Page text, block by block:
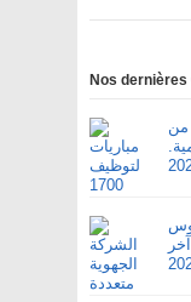
Nos dernières
من
آخر